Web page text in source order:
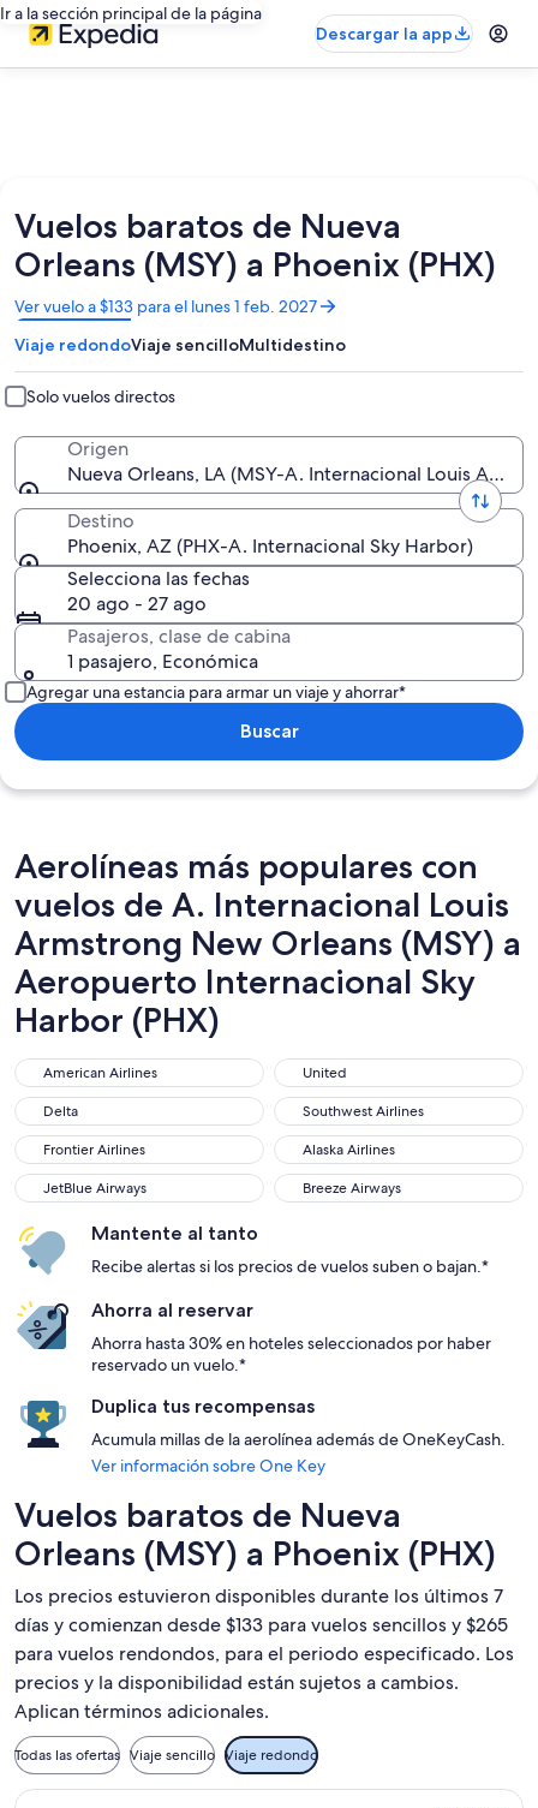
Ir a la sección principal de la página
Descargar la app
Vuelos baratos de Nueva
Orleans (MSY) a Phoenix (PHX)
Ver vuelo a $133 para el lunes 1 feb. 2027
Se
abrirá
en
una
nueva
ventana
Viaje redondoViaje sencilloMultidestino
Solo vuelos directos
Origen
Nueva Orleans, LA (MSY-A. Internacional Louis
Destino
Phoenix, AZ (PHX-A. Internacional Sky Harbor)
Selecciona las fechas
20 ago - 27 ago
Pasajeros, clase de cabina
1 pasajero, Económica
Agregar una estancia para armar un viaje y ahorrar*
Buscar
Aerolíneas más populares con
vuelos de A. Internacional Louis
Armstrong New Orleans (MSY) a
Aeropuerto Internacional Sky
Harbor (PHX)
American Airlines
American Airlines United
United
Delta
Delta Southwest Airlines
Southwest Airlines
Frontier Airlines
Frontier Airlines Alaska Airlines
Alaska Airlines
JetBlue Airways
JetBlue Airways Breeze Airways
Breeze Airways
Mantente al tanto
Recibe alertas si los precios de vuelos suben o bajan.*
Ahorra al reservar
Ahorra hasta 30% en hoteles seleccionados por haber
reservado un vuelo.*
Duplica tus recompensas
Acumula millas de la aerolínea además de OneKeyCash.
Ver información sobre One Key
Vuelos baratos de Nueva
Orleans (MSY) a Phoenix (PHX)
Los precios estuvieron disponibles durante los últimos 7
días y comienzan desde $133 para vuelos sencillos y $265
para vuelos rendondos, para el periodo especificado. Los
precios y la disponibilidad están sujetos a cambios.
Aplican términos adicionales.
Todas las ofertas Viaje sencillo Viaje redondo
Seleccionar vuelo de Breeze Airways, con salida el lun, 1